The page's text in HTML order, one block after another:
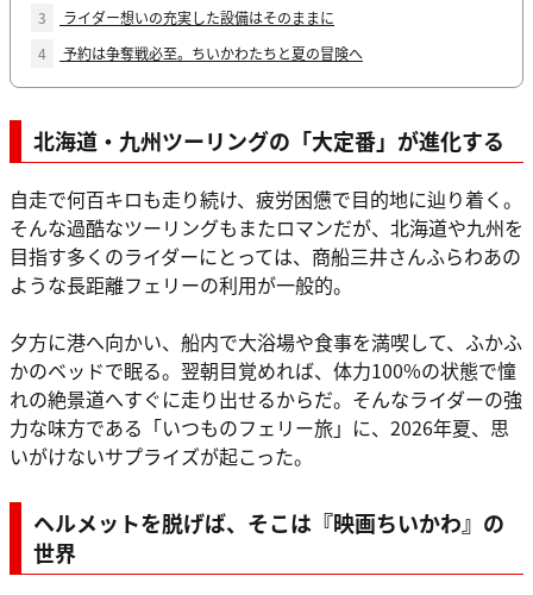
3
ライダー想いの充実した設備はそのままに
4
予約は争奪戦必至。ちいかわたちと夏の冒険へ
北海道・九州ツーリングの「大定番」が進化する
自走で何百キロも走り続け、疲労困憊で目的地に辿り着く。
そんな過酷なツーリングもまたロマンだが、北海道や九州を
目指す多くのライダーにとっては、商船三井さんふらわあの
ような長距離フェリーの利用が一般的。
夕方に港へ向かい、船内で大浴場や食事を満喫して、ふかふ
かのベッドで眠る。翌朝目覚めれば、体力100%の状態で憧
れの絶景道へすぐに走り出せるからだ。そんなライダーの強
力な味方である「いつものフェリー旅」に、2026年夏、思
いがけないサプライズが起こった。
ヘルメットを脱げば、そこは『映画ちいかわ』の
世界